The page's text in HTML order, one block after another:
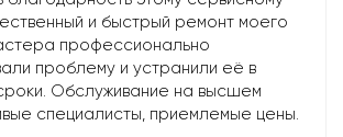
и быстрый ремонт моего
профессионально
проблему и устранили её в
Обслуживание на высшем
специалисты, приемлемые цены.